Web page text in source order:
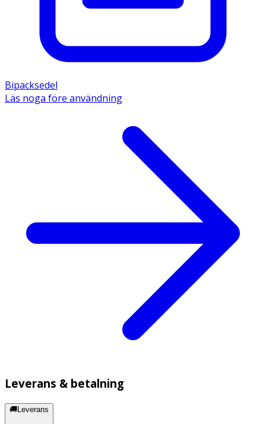
Bipacksedel
Läs noga före användning
Leverans & betalning
🚚Leverans